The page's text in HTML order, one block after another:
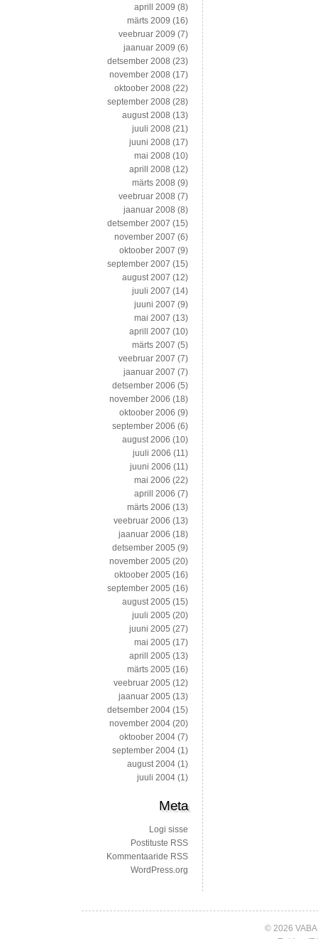
aprill 2009 (8)
märts 2009 (16)
veebruar 2009 (7)
jaanuar 2009 (6)
detsember 2008 (23)
november 2008 (17)
oktoober 2008 (22)
september 2008 (28)
august 2008 (13)
juuli 2008 (21)
juuni 2008 (17)
mai 2008 (10)
aprill 2008 (12)
märts 2008 (9)
veebruar 2008 (7)
jaanuar 2008 (8)
detsember 2007 (15)
november 2007 (6)
oktoober 2007 (9)
september 2007 (15)
august 2007 (12)
juuli 2007 (14)
juuni 2007 (9)
mai 2007 (13)
aprill 2007 (10)
märts 2007 (5)
veebruar 2007 (7)
jaanuar 2007 (7)
detsember 2006 (5)
november 2006 (18)
oktoober 2006 (9)
september 2006 (6)
august 2006 (10)
juuli 2006 (11)
juuni 2006 (11)
mai 2006 (22)
aprill 2006 (7)
märts 2006 (13)
veebruar 2006 (13)
jaanuar 2006 (18)
detsember 2005 (9)
november 2005 (20)
oktoober 2005 (16)
september 2005 (16)
august 2005 (15)
juuli 2005 (20)
juuni 2005 (27)
mai 2005 (17)
aprill 2005 (13)
märts 2005 (16)
veebruar 2005 (12)
jaanuar 2005 (13)
detsember 2004 (15)
november 2004 (20)
oktoober 2004 (7)
september 2004 (1)
august 2004 (1)
juuli 2004 (1)
Meta
Logi sisse
Postituste RSS
Kommentaaride RSS
WordPress.org
© 2026